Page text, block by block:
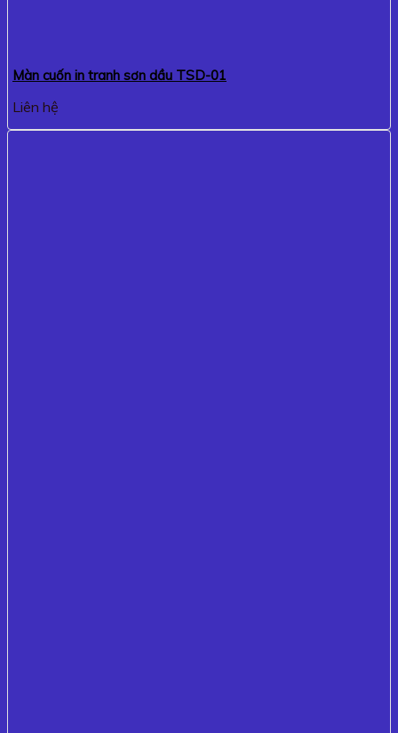
Màn cuốn in tranh sơn dầu TSD-01
Liên hệ